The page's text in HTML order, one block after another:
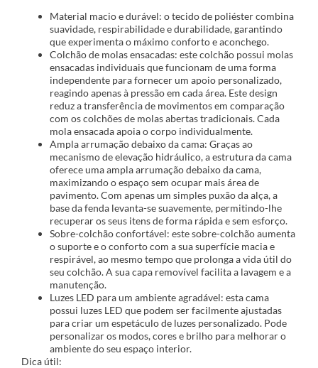
Material macio e durável: o tecido de poliéster combina
suavidade, respirabilidade e durabilidade, garantindo
que experimenta o máximo conforto e aconchego.
Colchão de molas ensacadas: este colchão possui molas
ensacadas individuais que funcionam de uma forma
independente para fornecer um apoio personalizado,
reagindo apenas à pressão em cada área. Este design
reduz a transferência de movimentos em comparação
com os colchões de molas abertas tradicionais. Cada
mola ensacada apoia o corpo individualmente.
Ampla arrumação debaixo da cama: Graças ao
mecanismo de elevação hidráulico, a estrutura da cama
oferece uma ampla arrumação debaixo da cama,
maximizando o espaço sem ocupar mais área de
pavimento. Com apenas um simples puxão da alça, a
base da fenda levanta-se suavemente, permitindo-lhe
recuperar os seus itens de forma rápida e sem esforço.
Sobre-colchão confortável: este sobre-colchão aumenta
o suporte e o conforto com a sua superfície macia e
respirável, ao mesmo tempo que prolonga a vida útil do
seu colchão. A sua capa removível facilita a lavagem e a
manutenção.
Luzes LED para um ambiente agradável: esta cama
possui luzes LED que podem ser facilmente ajustadas
para criar um espetáculo de luzes personalizado. Pode
personalizar os modos, cores e brilho para melhorar o
ambiente do seu espaço interior.
Dica útil: